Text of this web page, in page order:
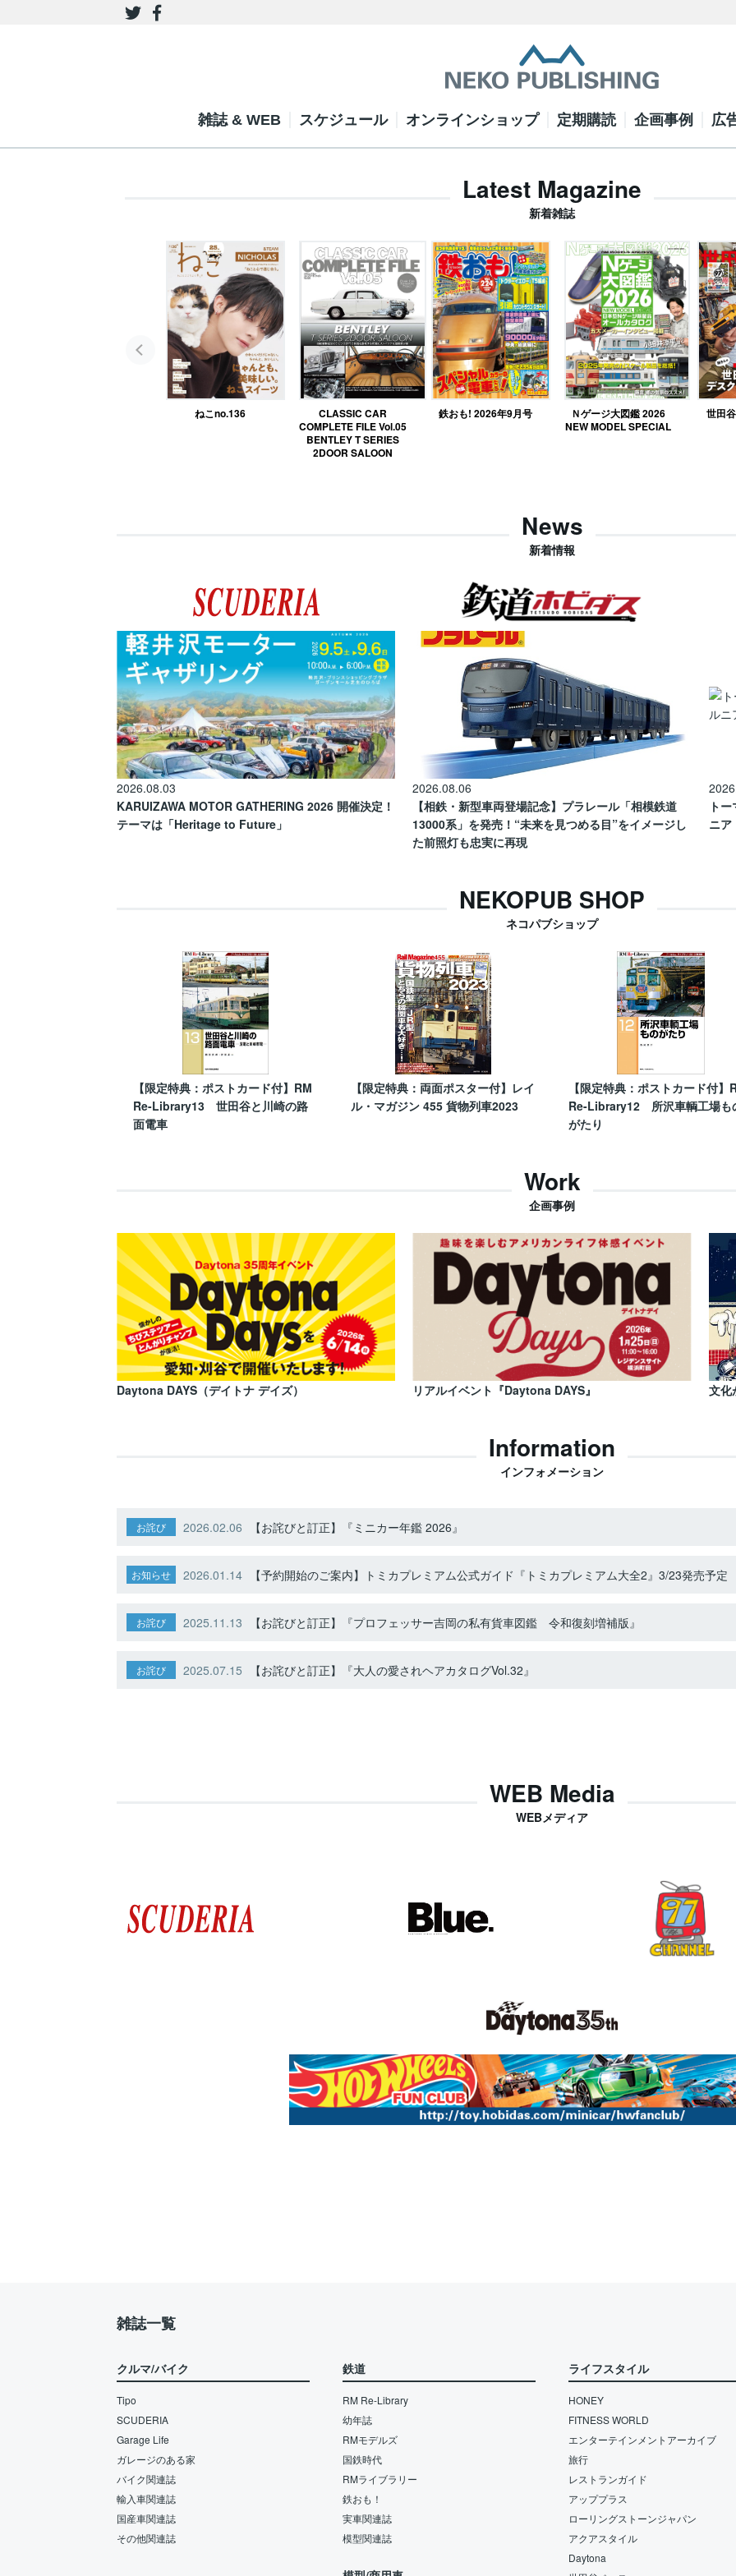
雑誌 & WEB スケジュール オンラインショップ 定期購読 企画事例 広
Latest Magazine
新着雑誌
ねこno.136
CLASSIC CAR
COMPLETE FILE Vol.05
BENTLEY T SERIES
2DOOR SALOON
鉄おも! 2026年9月号
Ｎゲージ大図鑑 2026
NEW MODEL SPECIAL
世田
News
新着情報
2026.08.03
KARUIZAWA MOTOR GATHERING 2026 開催決定！
テーマは「Heritage to Future」
2026.08.06
【相鉄・新型車両登場記念】プラレール「相模鉄道
13000系」を発売！“未来を見つめる目”をイメージし
た前照灯も忠実に再現
ト
ニア
NEKOPUB SHOP
ネコパブショップ
【限定特典：ポストカード付】RM
Re-Library13 世田谷と川崎の路
面電車
【限定特典：両面ポスター付】レイ
ル・マガジン 455 貨物列車2023
【限定特典：ポストカード付】
Re-Library12 所沢車輌工場も
がたり
Work
企画事例
Daytona DAYS（デイトナ デイズ） リアルイベント『Daytona DAYS』 文化
Information
インフォメーション
お詫び 2026.02.06 【お詫びと訂正】『ミニカー年鑑 2026』
お知らせ 2026.01.14 【予約開始のご案内】トミカプレミアム公式ガイド『トミカプレミアム大全2』3/23発売予定
お詫び 2025.11.13 【お詫びと訂正】『プロフェッサー吉岡の私有貨車図鑑 令和復刻増補版』
お詫び 2025.07.15 【お詫びと訂正】『大人の愛されヘアカタログVol.32』
WEB Media
WEBメディア
雑誌一覧
クルマ/バイク
Tipo
SCUDERIA
Garage Life
ガレージのある家
バイク関連誌
輸入車関連誌
国産車関連誌
その他関連誌
鉄道
RM Re-Library
幼年誌
RMモデルズ
国鉄時代
RMライブラリー
鉄おも！
実車関連誌
模型関連誌
ライフスタイル
HONEY
FITNESS WORLD
エンターテインメントアーカイブ
旅行
レストランガイド
アッププラス
ローリングストーンジャパン
アクアスタイル
Daytona